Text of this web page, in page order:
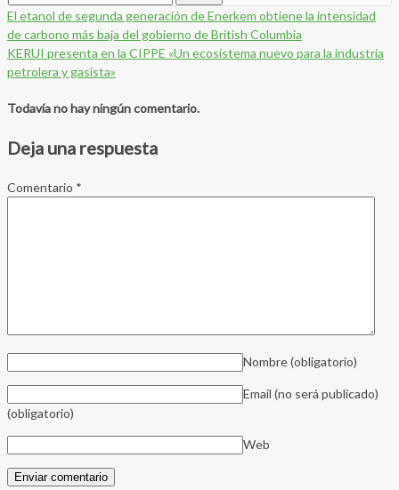
El etanol de segunda generación de Enerkem obtiene la intensidad
de carbono más baja del gobierno de British Columbia
KERUI presenta en la CIPPE «Un ecosistema nuevo para la industria
petrolera y gasista»
Todavía no hay ningún comentario.
Deja una respuesta
Comentario *
Nombre(obligatorio)
Email (no será publicado)
(obligatorio)
Web